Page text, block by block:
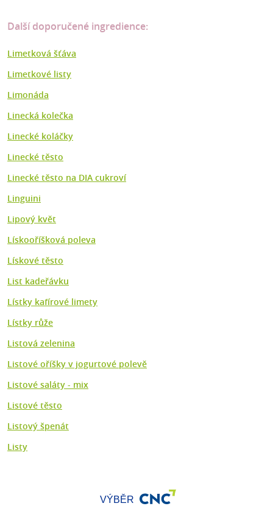
Další doporučené ingredience:
Limetková šťáva
Limetkové listy
Limonáda
Linecká kolečka
Linecké koláčky
Linecké těsto
Linecké těsto na DIA cukroví
Linguini
Lipový květ
Lískooříšková poleva
Lískové těsto
List kadeřávku
Lístky kafírové limety
Lístky růže
Listová zelenina
Listové oříšky v jogurtové polevě
Listové saláty - mix
Listové těsto
Listový špenát
Listy
VÝBĚR